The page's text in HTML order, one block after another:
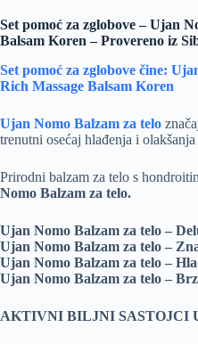
Set pomoć za zglobove – Ujan
Balsam Koren – Provereno iz
Set pomoć za zglobove čine:
Rich Massage Balsam Koren
Ujan Nomo Balzam za telo
trenutni osećaj hlađenja i
Prirodni balzam za telo s
Nomo Balzam za telo.
Ujan Nomo Balzam za telo –
Ujan Nomo Balzam za telo –
Ujan Nomo Balzam za telo –
Ujan Nomo Balzam za telo –
AKTIVNI BILJNI SASTOJCI